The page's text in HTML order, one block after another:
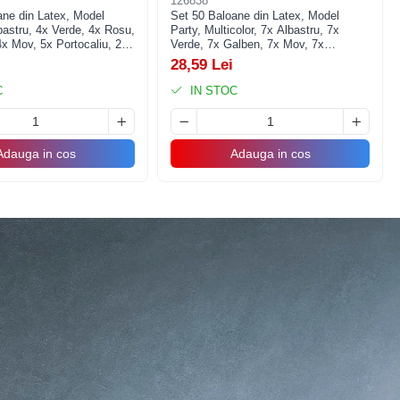
absolvire, baby shower sau gender reveal! Cu un
și cu heliu, oferindu-ți flexibilitatea de a le folosi în diverse
din Latex, Model
4x Verde, 4x Rosu,
Mov, 5x Portocaliu, 23
in cos
Set 50 Baloane din Latex, Model
Party, Multicolor, 7x Albastru, 7x
Verde, 7x Galben, 7x Mov, 7x
Portocaliu, 7x Roz, 8x Rosu, 23 cm,
1.4 g
28,59 Lei
IN STOC
Adauga in cos